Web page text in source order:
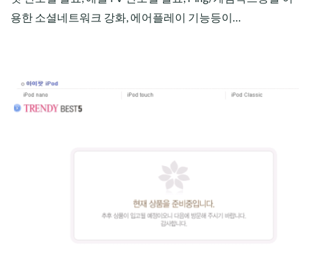
용한 소셜네트워크 강화, 에어플레이 기능등이…